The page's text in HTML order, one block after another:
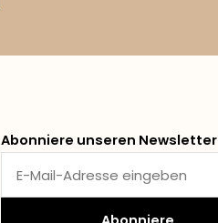
Abonniere unseren Newsletter